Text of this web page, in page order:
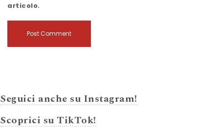
articolo.
Seguici anche su Instagram!
Scoprici su TikTok!